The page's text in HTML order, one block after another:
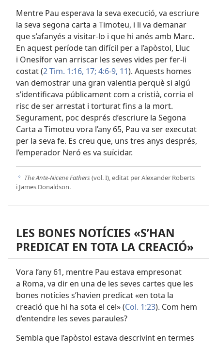
Mentre Pau esperava la seva execució, va escriure
la seva segona carta a Timoteu, i li va demanar
que s’afanyés a visitar-lo i que hi anés amb Marc.
En aquest període tan difícil per a l’apòstol, Lluc
i Onesífor van arriscar les seves vides per fer-li
costat (2 Tim. 1:16, 17; 4:6-9, 11). Aquests homes
van demostrar una gran valentia perquè si algú
s’identificava públicament com a cristià, corria el
risc de ser arrestat i torturat fins a la mort.
Segurament, poc després d’escriure la Segona
Carta a Timoteu vora l’any 65, Pau va ser executat
per la seva fe. Es creu que, uns tres anys després,
l’emperador Neró es va suïcidar.
g The Ante-Nicene Fathers(vol. I), editat per Alexander Roberts
i James Donaldson.
LES BONES NOTÍCIES «S’HAN
PREDICAT EN TOTA LA CREACIÓ»
Vora l’any 61, mentre Pau estava empresonat
a Roma, va dir en una de les seves cartes que les
bones notícies s’havien predicat «en tota la
creació que hi ha sota el cel» (Col. 1:23). Com hem
d’entendre les seves paraules?
Sembla que l’apòstol estava descrivint en termes